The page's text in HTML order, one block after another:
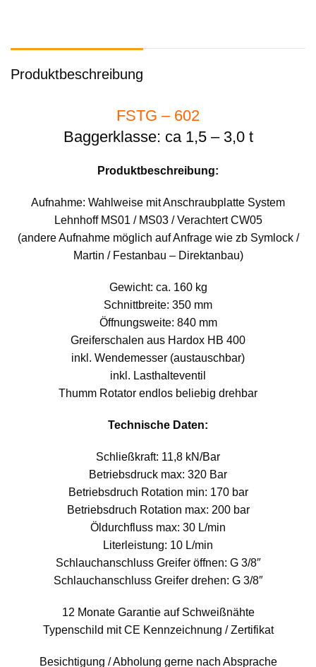
Produktbeschreibung
FSTG – 602
Baggerklasse: ca 1,5 – 3,0 t
Produktbeschreibung:
Aufnahme: Wahlweise mit Anschraubplatte System
Lehnhoff MS01 / MS03 / Verachtert CW05
(andere Aufnahme möglich auf Anfrage wie zb Symlock /
Martin / Festanbau – Direktanbau)
Gewicht: ca. 160 kg
Schnittbreite: 350 mm
Öffnungsweite: 840 mm
Greiferschalen aus Hardox HB 400
inkl. Wendemesser (austauschbar)
inkl. Lasthalteventil
Thumm Rotator endlos beliebig drehbar
Technische Daten:
Schließkraft: 11,8 kN/Bar
Betriebsdruck max: 320 Bar
Betriebsdruch Rotation min: 170 bar
Betriebsdruch Rotation max: 200 bar
Öldurchfluss max: 30 L/min
Literleistung: 10 L/min
Schlauchanschluss Greifer öffnen: G 3/8″
Schlauchanschluss Greifer drehen: G 3/8″
12 Monate Garantie auf Schweißnähte
Typenschild mit CE Kennzeichnung / Zertifikat
Besichtigung / Abholung gerne nach Absprache